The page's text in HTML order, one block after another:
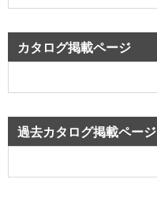
カタログ掲載ページ
過去カタログ掲載ページ